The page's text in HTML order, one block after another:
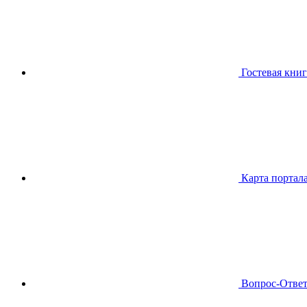
Гостевая
Карта
Вопрос-Ответ